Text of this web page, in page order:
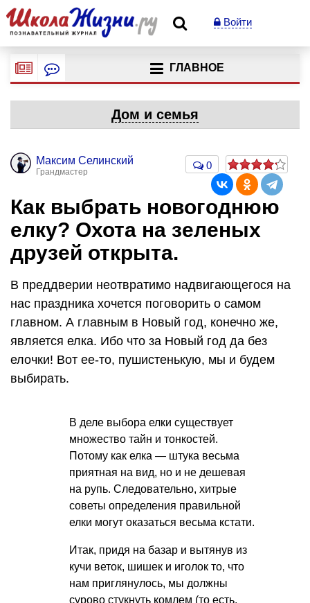
Войти
ГЛАВНОЕ
Дом и семья
Максим Селинский
Грандмастер
0
Как выбрать новогоднюю
елку? Охота на зеленых
друзей открыта.
В преддверии неотвратимо надвигающегося на
нас праздника хочется поговорить о самом
главном. А главным в Новый год, конечно же,
является елка. Ибо что за Новый год да без
елочки! Вот ее-то, пушистенькую, мы и будем
выбирать.
В деле выбора елки существует
множество тайн и тонкостей.
Потому как елка — штука весьма
приятная на вид, но и не дешевая
на рупь. Следовательно, хитрые
советы определения правильной
елки могут оказаться весьма кстати.
Итак, придя на базар и вытянув из
кучи веток, шишек и иголок то, что
нам приглянулось, мы должны
сурово стукнуть комлем (то есть,